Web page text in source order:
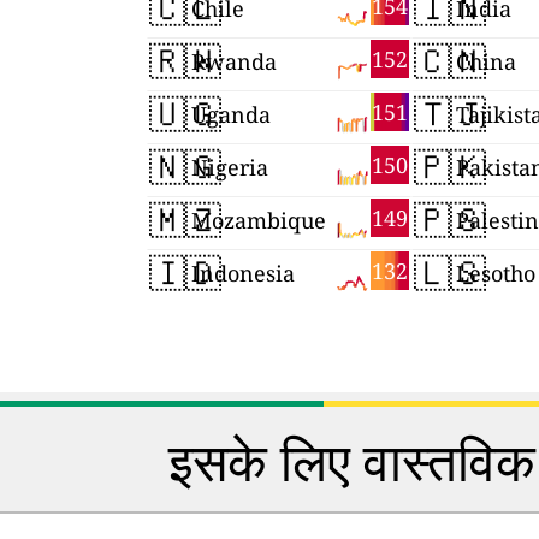
154
Chile
🇷🇼 152
Rwanda
🇺🇬 151
Uganda
🇳🇬 150
Nigeria
🇲🇿 149
Mozambique
🇮🇩 132
Indonesia
India
🇨🇳China
🇹🇯
🇵🇰
🇵🇸
🇱🇸Lesotho
इसके लिए